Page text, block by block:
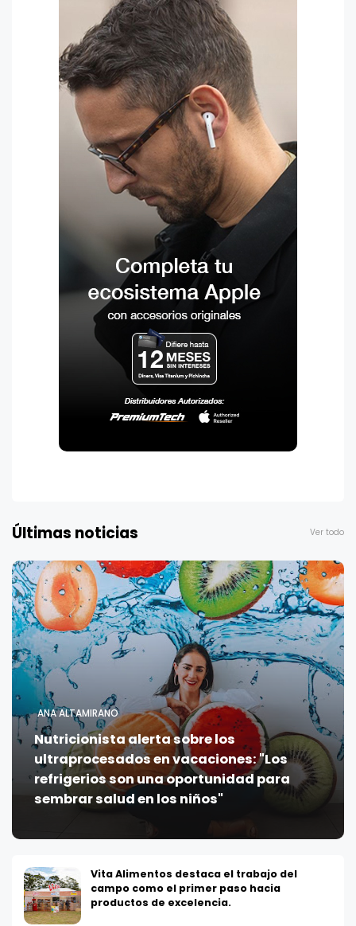
Últimas noticias Ver todo
ANA ALTAMIRANO
Nutricionista alerta sobre los
ultraprocesados en vacaciones: "Los
refrigerios son una oportunidad para
sembrar salud en los niños"
Vita Alimentos destaca el trabajo del
campo como el primer paso hacia
productos de excelencia.